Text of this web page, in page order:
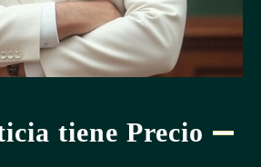
tiene Precio